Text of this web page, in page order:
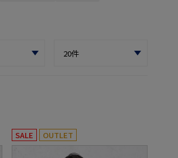
SALE OUTLET